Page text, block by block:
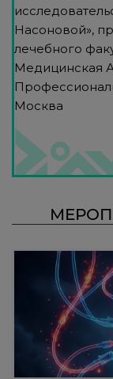
Насоновой»,
лечебного
Медицинская
Москва